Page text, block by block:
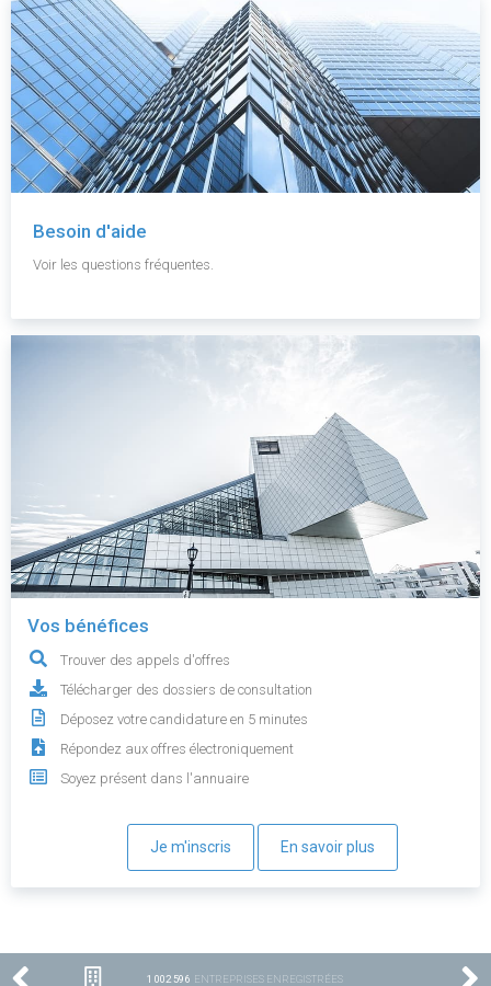
Besoin d'aide
Voir les questions fréquentes.
Vos bénéfices
Trouver des appels d'offres
Télécharger des dossiers de consultation
Déposez votre candidature en 5 minutes
Répondez aux offres électroniquement
Soyez présent dans l'annuaire
Je m'inscris En savoir plus
1 002 596 ENTREPRISES ENREGISTRÉES